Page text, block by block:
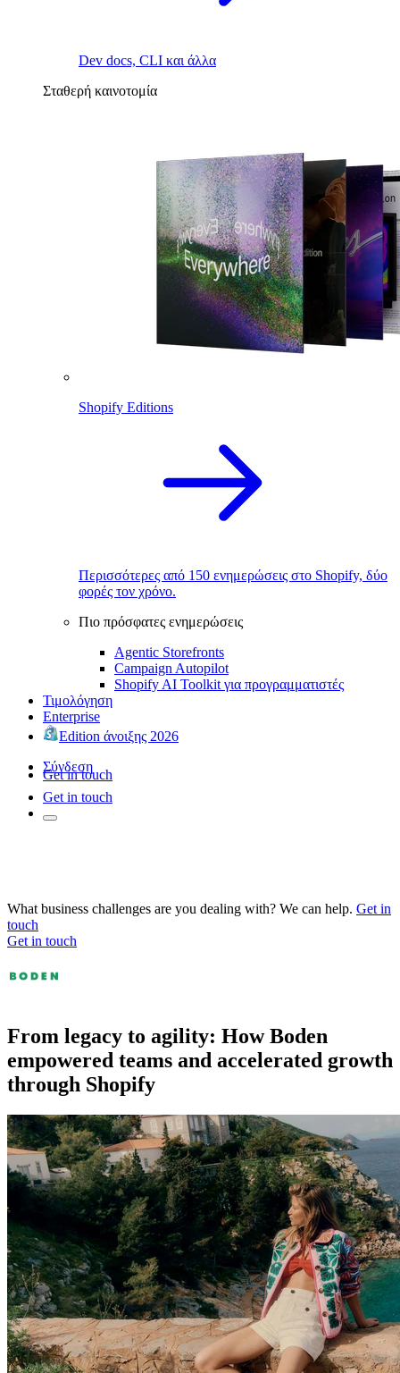
Dev docs, CLI και άλλα
Σταθερή καινοτομία
Shopify Editions
Περισσότερες από 150 ενημερώσεις στο Shopify, δύο
φορές τον χρόνο.
Πιο πρόσφατες ενημερώσεις
Agentic Storefronts
Campaign Autopilot
Shopify AI Toolkit για προγραμματιστές
Τιμολόγηση
Enterprise
Edition άνοιξης 2026
Σύνδεση
Get in touch
Get in touch
What business challenges are you dealing with? We can help. Get in
touch
Get in touch
From legacy to agility: How Boden
empowered teams and accelerated growth
through Shopify